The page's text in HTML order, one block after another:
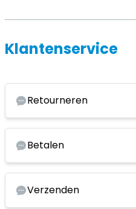
Klantenservice
Retourneren
Betalen
Verzenden